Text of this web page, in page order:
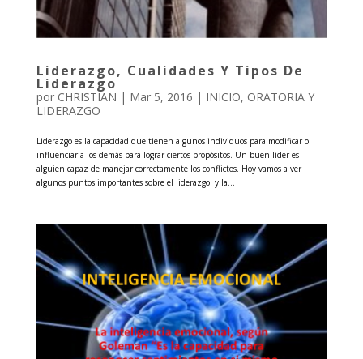
Liderazgo, Cualidades Y Tipos De
Liderazgo
por CHRISTIAN | Mar 5, 2016 | INICIO, ORATORIA Y
LIDERAZGO
Liderazgo es la capacidad que tienen algunos individuos para modificar o
influenciar a los demás para lograr ciertos propósitos. Un buen líder es
alguien capaz de manejar correctamente los conflictos. Hoy vamos a ver
algunos puntos importantes sobre el liderazgo y la...